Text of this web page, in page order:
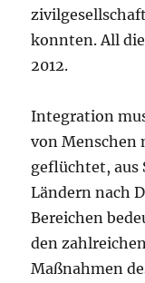
konnten. All
2012.
Integration
von Menschen
geflüchtet, aus
Ländern nach
Bereichen
den
Maßnahmen